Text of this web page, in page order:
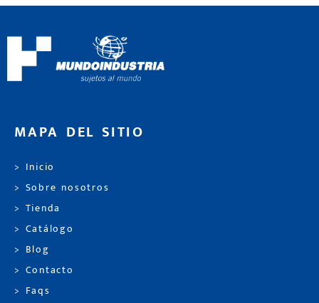
MAPA DEL SITIO
> Inicio
> Sobre nosotros
> Tienda
> Catálogo
> Blog
> Contacto
> Faqs